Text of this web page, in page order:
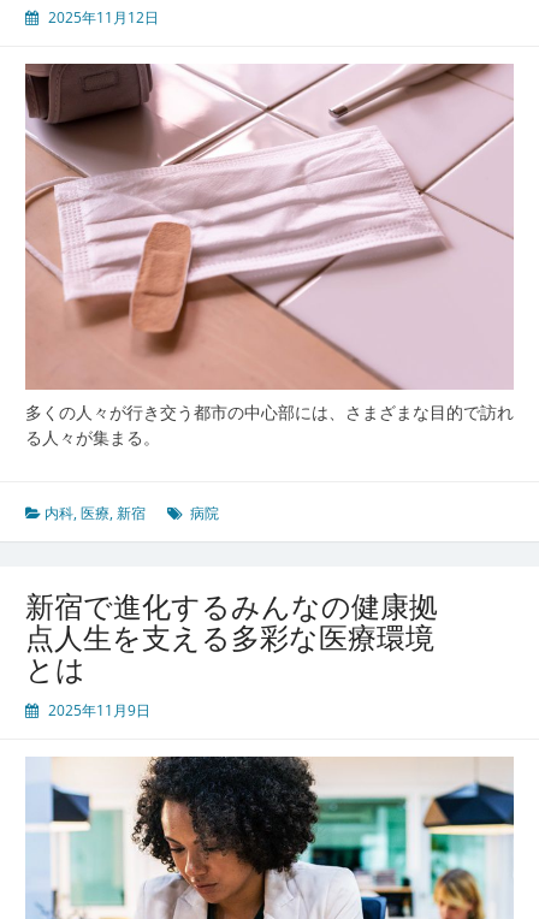
2025年11月12日
多くの人々が行き交う都市の中心部には、さまざまな目的で訪れ
る人々が集まる。
内科,医療,新宿 病院
新宿で進化するみんなの健康拠
点人生を支える多彩な医療環境
とは
2025年11月9日